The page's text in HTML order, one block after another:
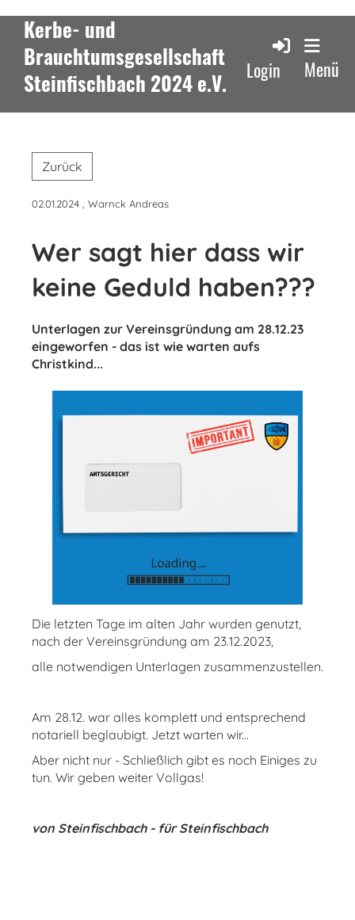
Kerbe- und
Brauchtumsgesellschaft
Steinfischbach 2024 e.V.
Login Menü
Zurück
02.01.2024 , Warnck Andreas
Wer sagt hier dass wir
keine Geduld haben???
Unterlagen zur Vereinsgründung am 28.12.23
eingeworfen - das ist wie warten aufs
Christkind...
Die letzten Tage im alten Jahr wurden genutzt,
nach der Vereinsgründung am 23.12.2023,
alle notwendigen Unterlagen zusammenzustellen.
Am 28.12. war alles komplett und entsprechend
notariell beglaubigt. Jetzt warten wir...
Aber nicht nur - Schließlich gibt es noch Einiges zu
tun. Wir geben weiter Vollgas!
von Steinfischbach - für Steinfischbach